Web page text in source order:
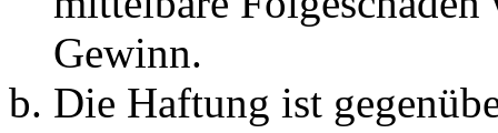
Gewinn.
Die Haftung ist